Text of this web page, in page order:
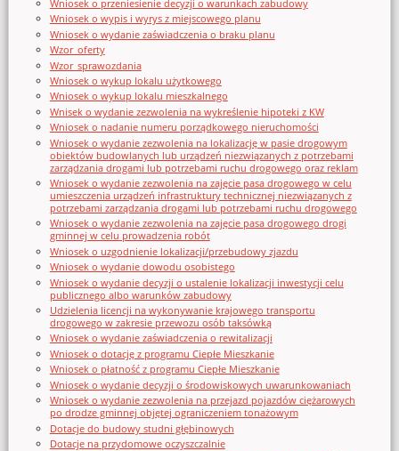
Wniosek o przeniesienie decyzji o warunkach zabudowy
Wniosek o wypis i wyrys z miejscowego planu
Wniosek o wydanie zaświadczenia o braku planu
Wzor_oferty
Wzor_sprawozdania
Wniosek o wykup lokalu użytkowego
Wniosek o wykup lokalu mieszkalnego
Wnisek o wydanie zezwolenia na wykreślenie hipoteki z KW
Wniosek o nadanie numeru porządkowego nieruchomości
Wniosek o wydanie zezwolenia na lokalizację w pasie drogowym
obiektów budowlanych lub urządzeń niezwiązanych z potrzebami
zarządzania drogami lub potrzebami ruchu drogowego oraz reklam
Wniosek o wydanie zezwolenia na zajęcie pasa drogowego w celu
umieszczenia urządzeń infrastruktury technicznej niezwiązanych z
potrzebami zarządzania drogami lub potrzebami ruchu drogowego
Wniosek o wydanie zezwolenia na zajęcie pasa drogowego drogi
gminnej w celu prowadzenia robót
Wniosek o uzgodnienie lokalizacji/przebudowy zjazdu
Wniosek o wydanie dowodu osobistego
Wniosek o wydanie decyzji o ustalenie lokalizacji inwestycji celu
publicznego albo warunków zabudowy
Udzielenia licencji na wykonywanie krajowego transportu
drogowego w zakresie przewozu osób taksówką
Wniosek o wydanie zaświadczenia o rewitalizacji
Wniosek o dotację z programu Ciepłe Mieszkanie
Wniosek o płatność z programu Ciepłe Mieszkanie
Wniosek o wydanie decyzji o środowiskowych uwarunkowaniach
Wniosek o wydanie zezwolenia na przejazd pojazdów ciężarowych
po drodze gminnej objętej ograniczeniem tonażowym
Dotacje do budowy studni głębinowych
Dotacje na przydomowe oczyszczalnie